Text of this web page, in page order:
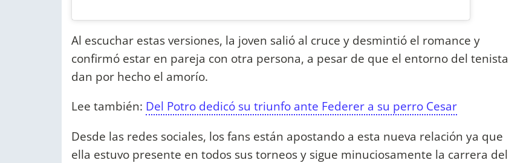
Al escuchar estas versiones, la joven salió al cruce y desmintió el romance y
confirmó estar en pareja con otra persona, a pesar de que el entorno del tenista
dan por hecho el amorío.
Lee también: Del Potro dedicó su triunfo ante Federer a su perro Cesar
Desde las redes sociales, los fans están apostando a esta nueva relación ya que
ella estuvo presente en todos sus torneos y sigue minuciosamente la carrera del